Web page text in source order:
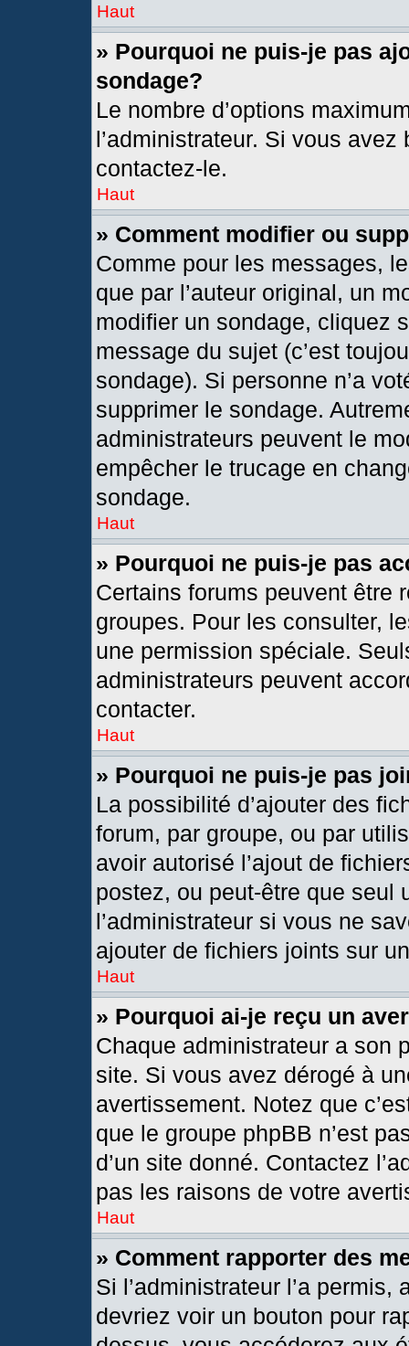
Haut
» Pourquoi ne puis-je pas
sondage?
Le nombre d’options
l’administrateur. Si vous
contactez-le.
Haut
» Comment modifier ou
Comme pour les messages,
que par l’auteur original, un
modifier un sondage, cliquez
message du sujet (c’est
sondage). Si personne n’a
supprimer le sondage.
administrateurs peuvent le
empêcher le trucage en
sondage.
Haut
» Pourquoi ne puis-je pas
Certains forums peuvent être
groupes. Pour les consulter,
une permission spéciale.
administrateurs peuvent
contacter.
Haut
» Pourquoi ne puis-je pas
La possibilité d’ajouter des
forum, par groupe, ou par
avoir autorisé l’ajout de
postez, ou peut-être que seul
l’administrateur si vous ne
ajouter de fichiers joints sur
Haut
» Pourquoi ai-je reçu un
Chaque administrateur a son
site. Si vous avez dérogé à
avertissement. Notez que
que le groupe phpBB n’est
d’un site donné. Contactez
pas les raisons de votre
Haut
» Comment rapporter des
Si l’administrateur l’a
devriez voir un bouton pour